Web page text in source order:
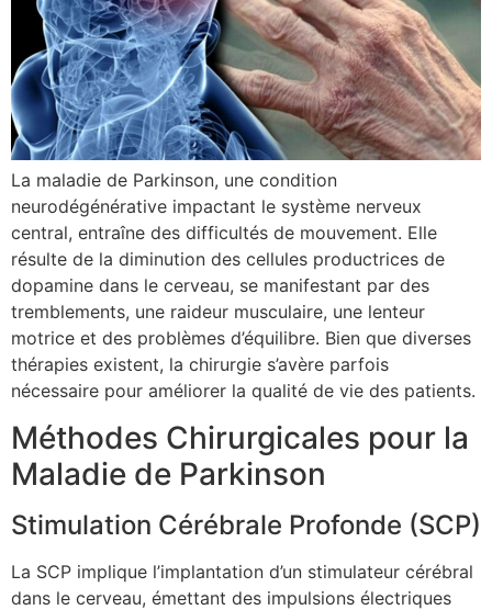
La maladie de Parkinson, une condition
neurodégénérative impactant le système nerveux
central, entraîne des difficultés de mouvement. Elle
résulte de la diminution des cellules productrices de
dopamine dans le cerveau, se manifestant par des
tremblements, une raideur musculaire, une lenteur
motrice et des problèmes d’équilibre. Bien que diverses
thérapies existent, la chirurgie s’avère parfois
nécessaire pour améliorer la qualité de vie des patients.
Méthodes Chirurgicales pour la
Maladie de Parkinson
Stimulation Cérébrale Profonde (SCP)
La SCP implique l’implantation d’un stimulateur cérébral
dans le cerveau, émettant des impulsions électriques